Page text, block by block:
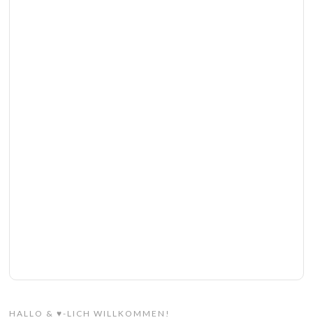
HALLO & ♥-LICH WILLKOMMEN!